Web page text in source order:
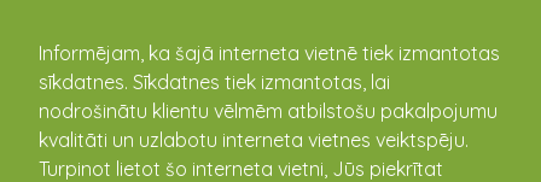
Informējam, ka šajā interneta vietnē tiek izmantotas
sīkdatnes. Sīkdatnes tiek izmantotas, lai
nodrošinātu klientu vēlmēm atbilstošu pakalpojumu
kvalitāti un uzlabotu interneta vietnes veiktspēju.
Turpinot lietot šo interneta vietni, Jūs piekrītat
kandava.lv
Vīriešu basketbola komanda
“Kandava/Anzāģe”